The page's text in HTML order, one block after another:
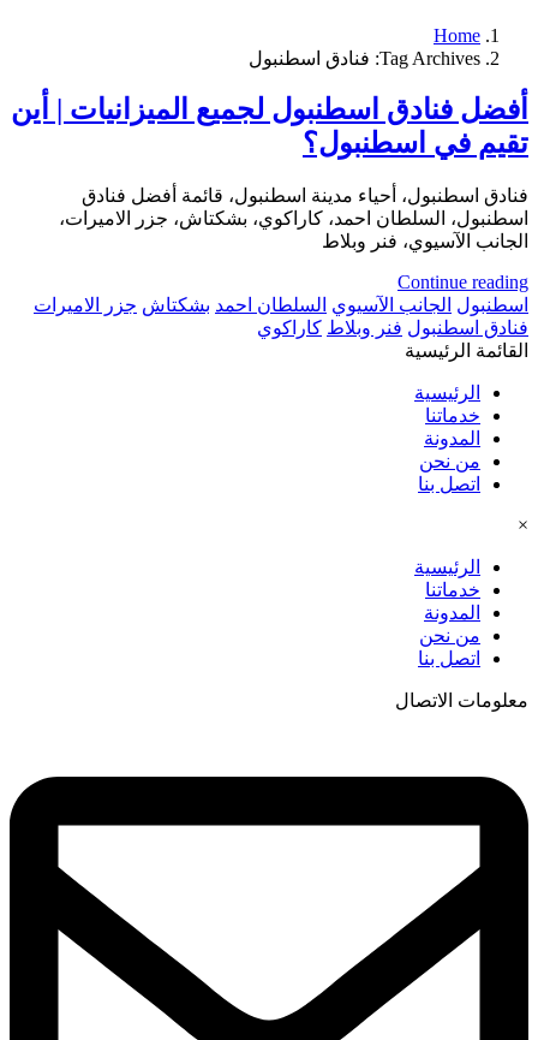
Home
Tag Archives: فنادق اسطنبول
أفضل فنادق اسطنبول لجميع الميزانيات | أين
تقيم في اسطنبول؟
فنادق اسطنبول، أحياء مدينة اسطنبول، قائمة أفضل فنادق
اسطنبول، السلطان احمد، كاراكوي، بشكتاش، جزر الاميرات،
الجانب الآسيوي، فنر وبلاط
Continue reading
اسطنبول الجانب الآسيوي السلطان احمد بشكتاش جزر الاميرات
فنادق اسطنبول فنر وبلاط كاراكوي
القائمة الرئيسية
الرئيسية
خدماتنا
المدونة
من نحن
اتصل بنا
×
الرئيسية
خدماتنا
المدونة
من نحن
اتصل بنا
معلومات الاتصال